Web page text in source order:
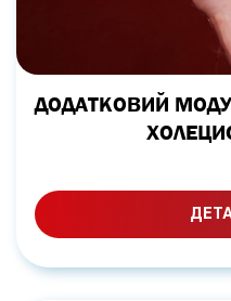
ДОДАТКОВИЙ